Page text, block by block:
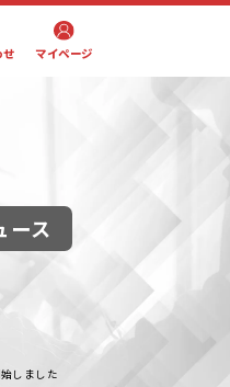
せ マイページ
ース
しました